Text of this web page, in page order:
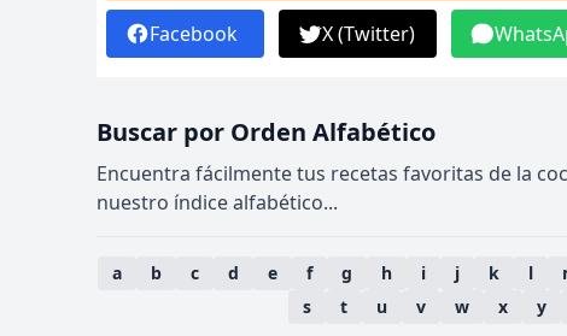
Facebook X (Twitter)
Buscar por Orden Alfabético
Encuentra fácilmente tus recetas favoritas de la
nuestro índice alfabético...
a b c d e f g h i j k l
s
t u v w x y